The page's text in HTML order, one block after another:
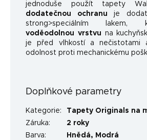
jednoduše použít tapety
dodatečnou ochranu je
strong>speciálním lakem,
voděodolnou vrstvu na
je před vlhkostí a nečistotami
odolnost proti mechanickému
Doplňkové parametry
Kategorie:
Tapety Originals na
Záruka:
2 roky
Barva: Hnědá, Modrá